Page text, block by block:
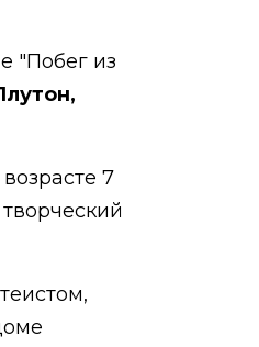
"Побег из
7